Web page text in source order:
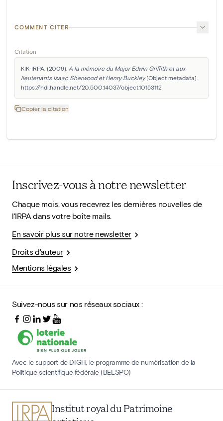
COMMENT CITER
Citation
KIK-IRPA. (2009). A la mémoire du Major Edwin Griffith et aux
lieutenants Isaac Sherwood et Henry Buckley [Object metadata].
https://hdl.handle.net/20.500.14037/object.10153112
Copier la citation
Inscrivez-vous à notre newsletter
Chaque mois, vous recevrez les dernières nouvelles de
l'IRPA dans votre boîte mails.
En savoir plus sur notre newsletter
Droits d'auteur
Mentions légales
Suivez-nous sur nos réseaux sociaux :
Avec le support de DIGIT, le programme de numérisation de la
Politique scientifique fédérale (BELSPO)
Institut royal du Patrimoine